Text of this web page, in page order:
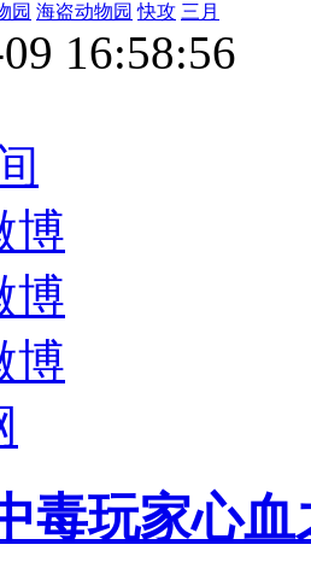
园 海盗动物园 快攻 三月
16:58:56
博
博
博
毒玩家心